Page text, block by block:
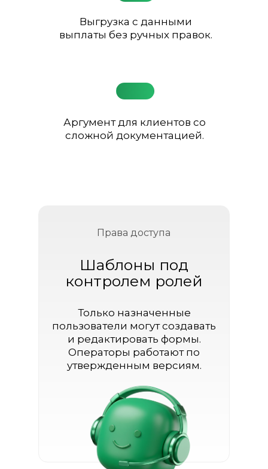
Выгрузка с данными
выплаты без ручных правок.
Аргумент для клиентов со
сложной документацией.
Меньше ручной работы
Шаблоны под
контролем ролей
Только назначенные
пользователи могут создавать
и редактировать формы.
Операторы работают по
утвержденным версиям.
Права доступа